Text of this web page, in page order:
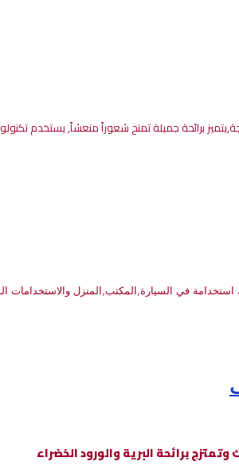
,يتميز برائحة جميلةتمنح شعوراًمنعشاً,يستخدم
استخدامة في السيارة, المكتب, المنزل والاستخدامات
برائحة البرية والورود الخضراء